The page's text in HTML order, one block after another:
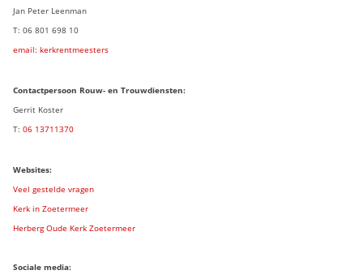
Jan Peter Leenman
T: 06 801 698 10
email: kerkrentmeesters
Contactpersoon Rouw- en Trouwdiensten:
Gerrit Koster
T: 06 13711370
Websites:
Veel gestelde vragen
Kerk in Zoetermeer
Herberg Oude Kerk Zoetermeer
Sociale media: